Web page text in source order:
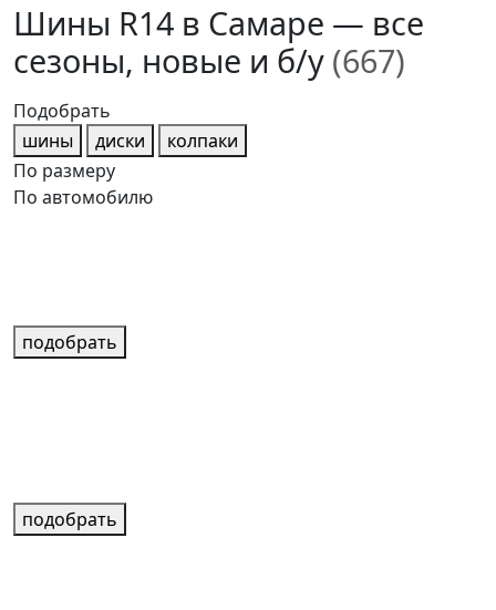
Шины R14 в Самаре — все
сезоны, новые и б/у (667)
Подобрать
шины
диски
колпаки
По размеру
По автомобилю
подобрать
подобрать